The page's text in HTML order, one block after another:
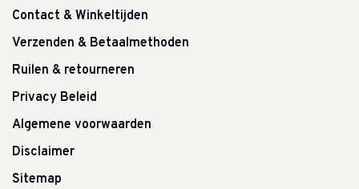
Contact & Winkeltijden
Verzenden & Betaalmethoden
Ruilen & retourneren
Privacy Beleid
Algemene voorwaarden
Disclaimer
Sitemap